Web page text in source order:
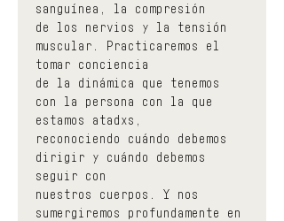
sanguínea, la compresión
de los nervios y la tensión
muscular. Practicaremos el
tomar conciencia
de la dinámica que tenemos
con la persona con la que
estamos atadxs,
reconociendo cuándo debemos
dirigir y cuándo debemos
seguir con
nuestros cuerpos. Y nos
sumergiremos profundamente en